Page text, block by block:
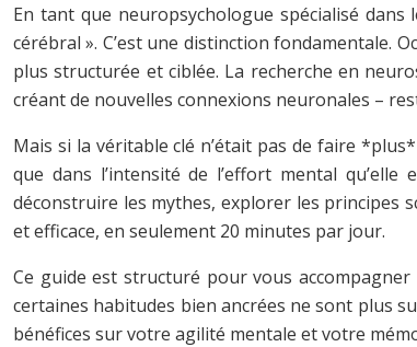
En tant que neuropsychologue spécialisé
cérébral ». C’est une distinction fondamentale.
plus structurée et ciblée. La recherche en
créant de nouvelles connexions neuronales –
Mais si la véritable clé n’était pas de faire
que dans l’intensité de l’effort mental
déconstruire les mythes, explorer les principes
et efficace, en seulement 20 minutes par jour.
Ce guide est structuré pour vous
certaines habitudes bien ancrées ne sont plus
bénéfices sur votre agilité mentale et votre